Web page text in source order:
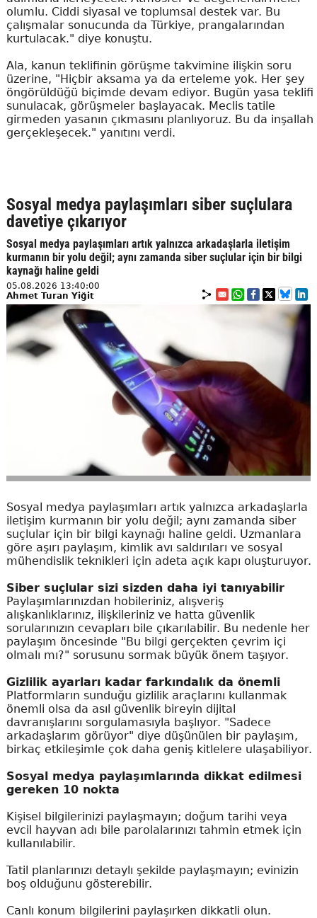
olumlu. Ciddi siyasal ve toplumsal destek var. Bu
çalışmalar sonucunda da Türkiye, prangalarından
kurtulacak." diye konuştu.
Ala, kanun teklifinin görüşme takvimine ilişkin soru
üzerine, "Hiçbir aksama ya da erteleme yok. Her şey
öngörüldüğü biçimde devam ediyor. Bugün yasa teklifi
sunulacak, görüşmeler başlayacak. Meclis tatile
girmeden yasanın çıkmasını planlıyoruz. Bu da inşallah
gerçekleşecek." yanıtını verdi.
Sosyal medya paylaşımları siber suçlulara
davetiye çıkarıyor
Sosyal medya paylaşımları artık yalnızca arkadaşlarla iletişim
kurmanın bir yolu değil; aynı zamanda siber suçlular için bir bilgi
kaynağı haline geldi
05.08.2026 13:40:00
Ahmet Turan Yiğit
Sosyal medya paylaşımları artık yalnızca arkadaşlarla
iletişim kurmanın bir yolu değil; aynı zamanda siber
suçlular için bir bilgi kaynağı haline geldi. Uzmanlara
göre aşırı paylaşım, kimlik avı saldırıları ve sosyal
mühendislik teknikleri için adeta açık kapı oluşturuyor.
Siber suçlular sizi sizden daha iyi tanıyabilir
Paylaşımlarınızdan hobileriniz, alışveriş
alışkanlıklarınız, ilişkileriniz ve hatta güvenlik
sorularınızın cevapları bile çıkarılabilir. Bu nedenle her
paylaşım öncesinde "Bu bilgi gerçekten çevrim içi
olmalı mı?" sorusunu sormak büyük önem taşıyor.
Gizlilik ayarları kadar farkındalık da önemli
Platformların sunduğu gizlilik araçlarını kullanmak
önemli olsa da asıl güvenlik bireyin dijital
davranışlarını sorgulamasıyla başlıyor. "Sadece
arkadaşlarım görüyor" diye düşünülen bir paylaşım,
birkaç etkileşimle çok daha geniş kitlelere ulaşabiliyor.
Sosyal medya paylaşımlarında dikkat edilmesi
gereken 10 nokta
Kişisel bilgilerinizi paylaşmayın; doğum tarihi veya
evcil hayvan adı bile parolalarınızı tahmin etmek için
kullanılabilir.
Tatil planlarınızı detaylı şekilde paylaşmayın; evinizin
boş olduğunu gösterebilir.
Canlı konum bilgilerini paylaşırken dikkatli olun.